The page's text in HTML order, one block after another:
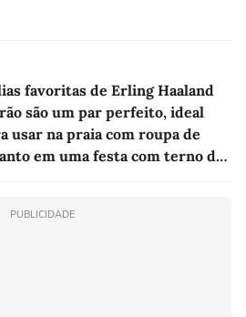
favoritas de Erling Haaland
são um par perfeito, ideal
usar na praia com roupa de
em uma festa com terno de
PUBLICIDADE